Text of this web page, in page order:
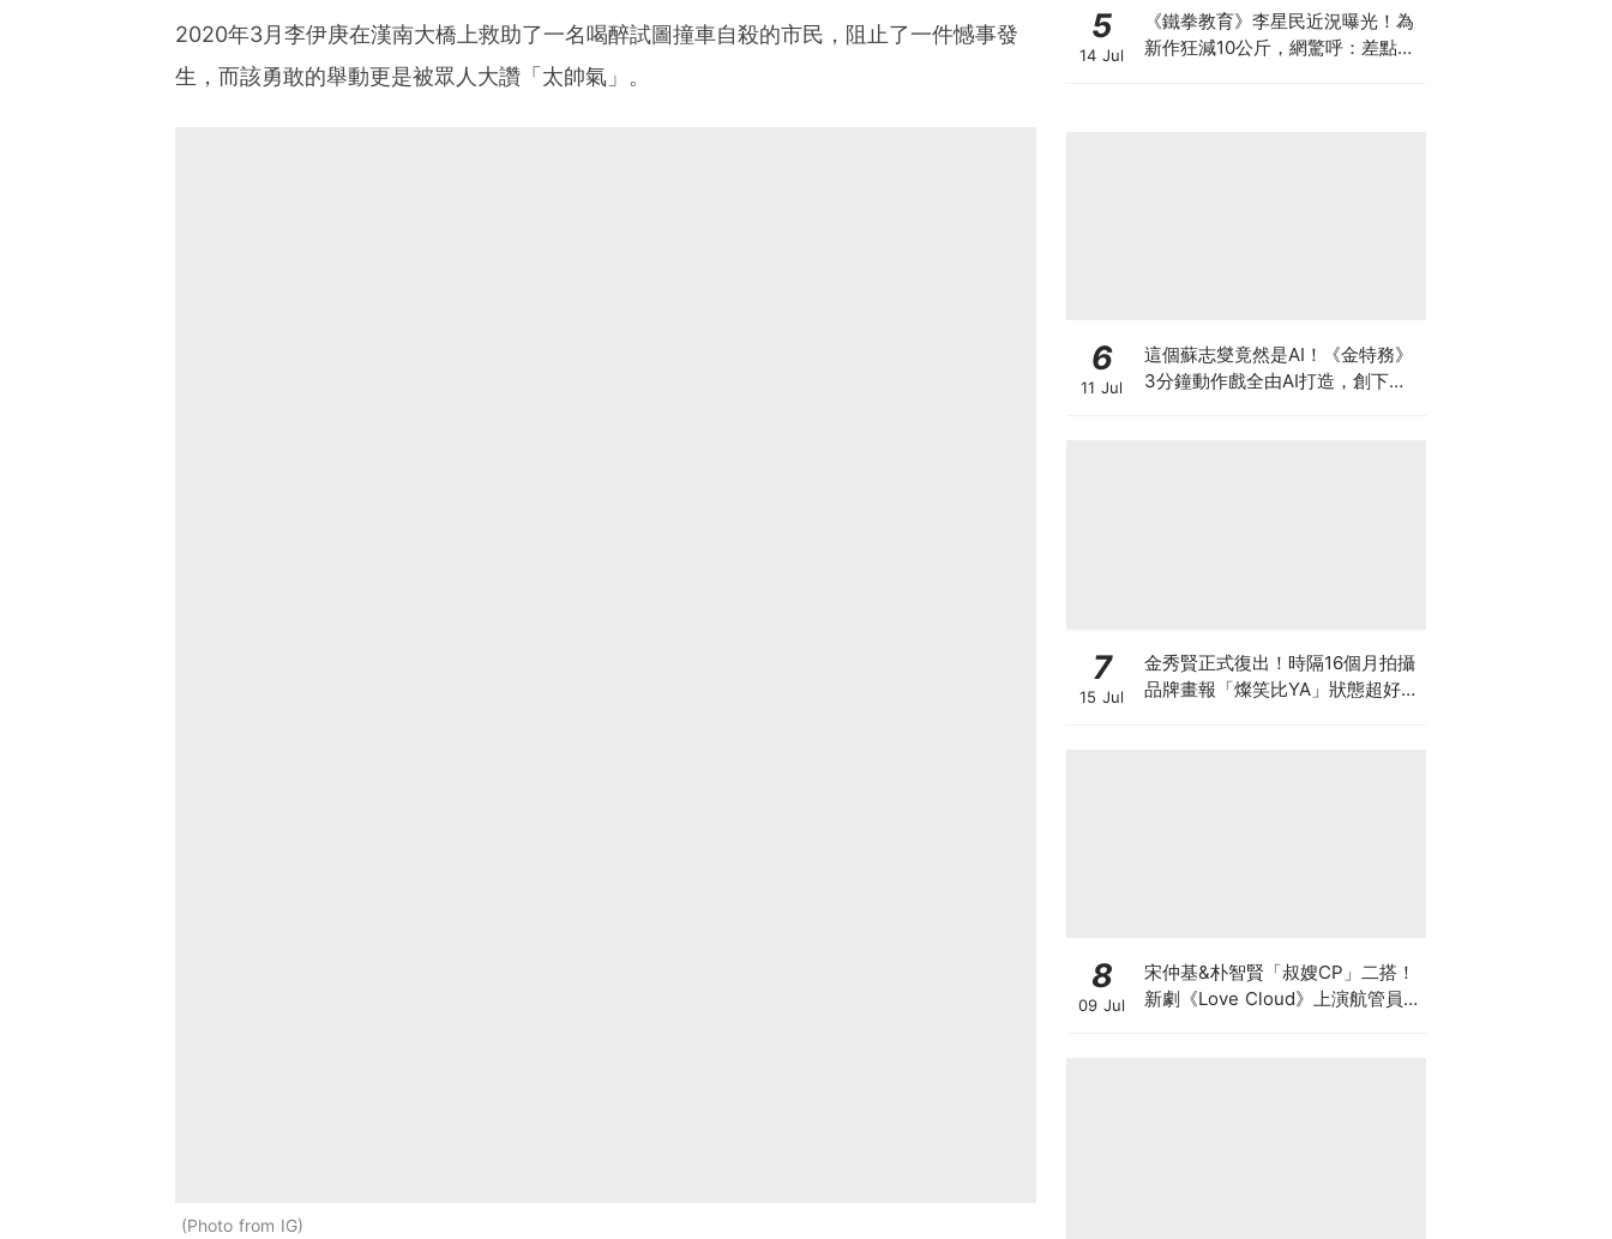
2020年3月李伊庚在漢南大橋上救助了一名喝醉試圖撞車自殺的市民，阻止了一件憾事發
生，而該勇敢的舉動更是被眾人大讚「太帥氣」。
Photo from IG
5
14 Jul
《鐵拳教育》李星民近況曝光！為
新作狂減10公斤，網驚呼：差點認
6
11 Jul
這個蘇志燮竟然是AI！《金特務》
3分鐘動作戲全由AI打造，創下韓
7
15 Jul
金秀賢正式復出！時隔16個月拍攝
品牌畫報「燦笑比YA」狀態超好，
8
09 Jul
宋仲基&朴智賢「叔嫂CP」二搭！
新劇《Love Cloud》上演航管員x